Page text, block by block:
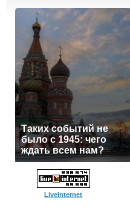
Таких событий не
было с 1945: чего
ждать всем нам?
LiveInternet